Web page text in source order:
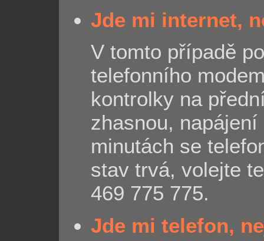
Jde mi internet,
V tomto případě
telefonního
kontrolky na
zhasnou,
minutách se
stav trvá, volejte
469 775 775.
Jde mi telefon,